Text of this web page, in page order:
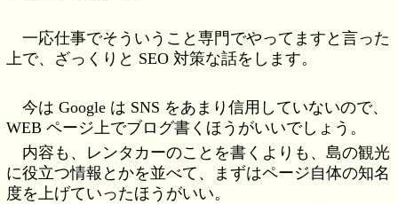
一応仕事でそういうこと専門でやってますと言った
上で、ざっくりと SEO 対策な話をします。
今は Google は SNS をあまり信用していないので、
WEB ページ上でブログ書くほうがいいでしょう。
内容も、レンタカーのことを書くよりも、島の観光
に役立つ情報とかを並べて、まずはページ自体の知名
度を上げていったほうがいい。